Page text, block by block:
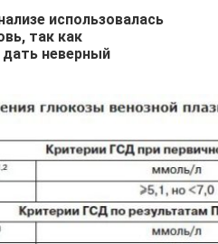
использовалась
так как
неверный